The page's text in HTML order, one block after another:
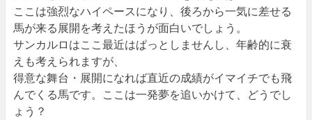
ここは強烈なハイペースになり、後ろから一気に差せる
馬が来る展開を考えたほうが面白いでしょう。
サンカルロはここ最近はぱっとしませんし、年齢的に衰
えも考えられますが、
得意な舞台・展開になれば直近の成績がイマイチでも飛
んでくる馬です。ここは一発夢を追いかけて、どうでし
ょう？